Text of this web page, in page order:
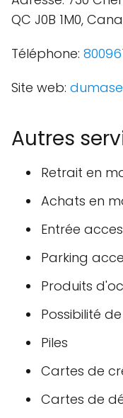
QC J0B 1M0,
Téléphone:
Site web:
Autres
Retrait en
Achats en
Entrée
Parking
Produits
Possibilité
Piles
Cartes de
Cartes de